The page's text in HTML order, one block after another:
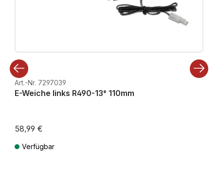
Art.-Nr. 7297039
E-Weiche links R490-13° 110mm
58,99 €
Verfügbar